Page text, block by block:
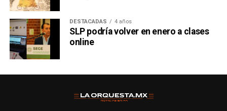
DESTACADAS 4 años
SLP podría volver en enero a clases
online